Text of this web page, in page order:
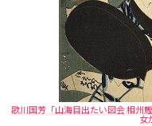
歌川国芳「山海目出たい図会 相州
女